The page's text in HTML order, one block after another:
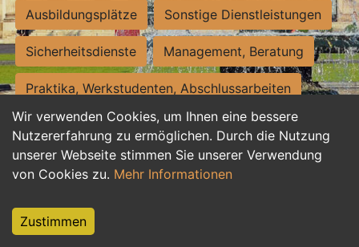
Wir verwenden Cookies, um Ihnen eine bessere
Nutzererfahrung zu ermöglichen. Durch die Nutzung
unserer Webseite stimmen Sie unserer Verwendung
von Cookies zu. Mehr Informationen
Zustimmen
Ausbildungsplätze Sonstige Dienstleistungen
Sicherheitsdienste Management, Beratung
Praktika, Werkstudenten, Abschlussarbeiten
Personalwesen Assistenz, Sekretariat
Hilfskräfte, Aushilfs- und Nebenjobs
Weiterbildung, Studium, duale Ausbildung